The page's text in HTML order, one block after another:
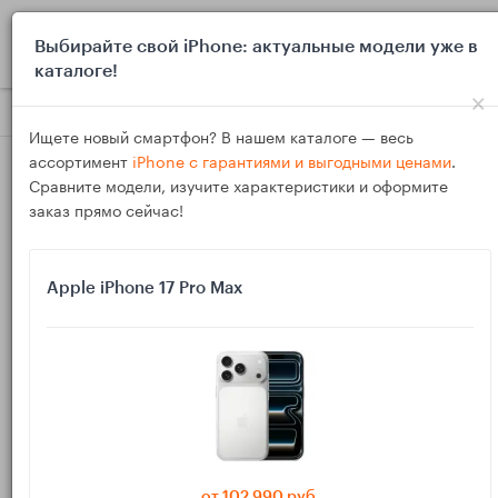
Блог Выбор и покупка Какой планшет выбрать
08
Какой планшет выбрать родителям для
телемедицины и общения с врачами онлайн
Выбирайте свой iPhone: актуальные модели уже в
каталоге!
×
Ищете новый смартфон? В нашем каталоге — весь
ассортимент iPhone с гарантиями и выгодными ценами.
Сравните модели, изучите характеристики и оформите
заказ прямо сейчас!
Apple iPhone 17 Pro Max